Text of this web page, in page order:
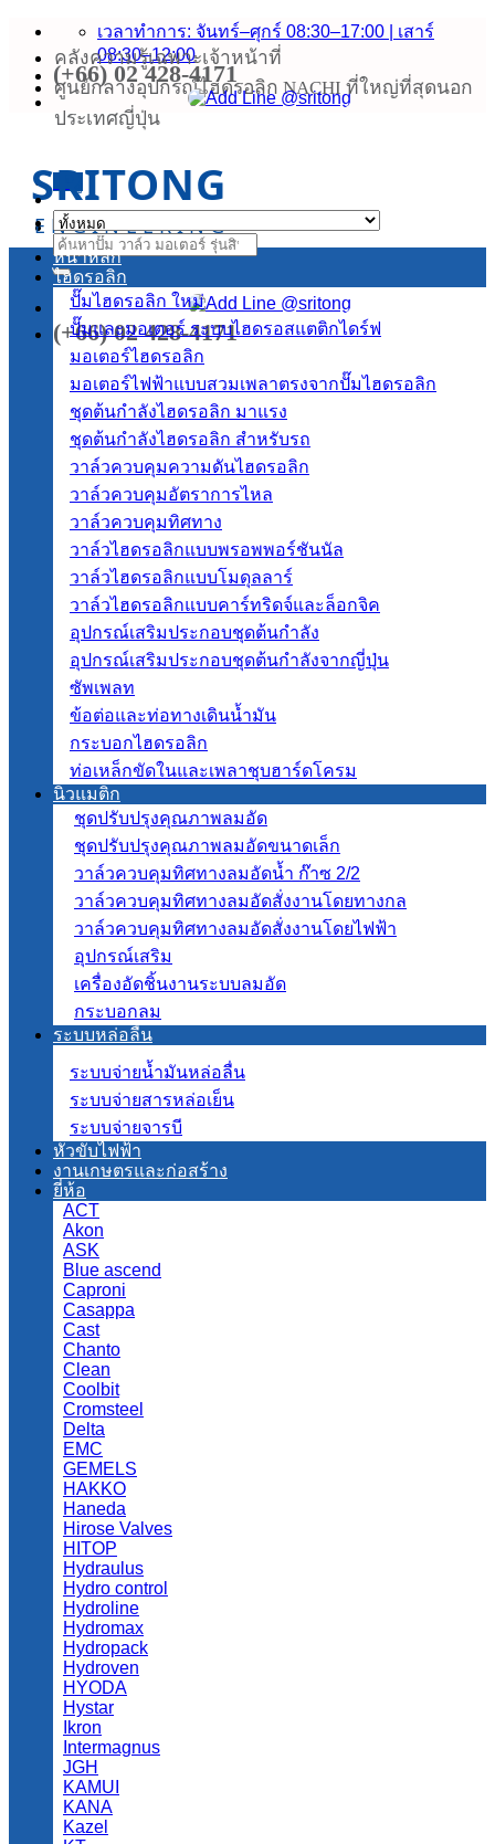
ข้าม
เนื้อหา
เวลาทำการ: จันทร์–ศุกร์ 08:30–17:00 | เสาร์
08:30–12:00
ศูนย์กลางอุปกรณ์ไฮดรอลิก NACHI ที่ใหญ่ที่สุดนอก
ประเทศญี่ปุ่น
คลังความรู้เฉพาะเจ้าหน้าที่
(+66) 02 428-4171
ENGINEERING
SRITONG
ค้นหา:
(+66) 02 428-4171
หน้าหลัก
ไฮดรอลิก
ปั๊มไฮดรอลิก
ปั๊มและมอเตอร์ ระบบไฮดรอสแตติกไดร์ฟ
มอเตอร์ไฮดรอลิก
มอเตอร์ไฟฟ้าแบบสวมเพลาตรงจากปั๊มไฮดรอลิก
ชุดต้นกำลังไฮดรอลิก
ชุดต้นกำลังไฮดรอลิก สำหรับรถ
วาล์วควบคุมความดันไฮดรอลิก
วาล์วควบคุมอัตราการไหล
วาล์วควบคุมทิศทาง
วาล์วไฮดรอลิกแบบพรอพพอร์ชันนัล
วาล์วไฮดรอลิกแบบโมดุลลาร์
วาล์วไฮดรอลิกแบบคาร์ทริดจ์และล็อกจิค
อุปกรณ์เสริมประกอบชุดต้นกำลัง
อุปกรณ์เสริมประกอบชุดต้นกำลังจากญี่ปุ่น
ซัพเพลท
ข้อต่อและท่อทางเดินน้ำมัน
กระบอกไฮดรอลิก
ท่อเหล็กขัดในและเพลาชุบฮาร์ดโครม
นิวแมติก
ชุดปรับปรุงคุณภาพลมอัด
ชุดปรับปรุงคุณภาพลมอัดขนาดเล็ก
วาล์วควบคุมทิศทางลมอัดน้ำ ก๊าซ 2/2
วาล์วควบคุมทิศทางลมอัดสั่งงานโดยทางกล
วาล์วควบคุมทิศทางลมอัดสั่งงานโดยไฟฟ้า
อุปกรณ์เสริม
เครื่องอัดชิ้นงานระบบลมอัด
กระบอกลม
ระบบหล่อลื่น
ระบบจ่ายน้ำมันหล่อลื่น
ระบบจ่ายสารหล่อเย็น
ระบบจ่ายจารบี
หัวขับไฟฟ้า
งานเกษตรและก่อสร้าง
ยี่ห้อ
ACT
Akon
ASK
Blue ascend
Caproni
Casappa
Cast
Chanto
Clean
Coolbit
Cromsteel
Delta
EMC
GEMELS
HAKKO
Haneda
Hirose Valves
HITOP
Hydraulus
Hydro control
Hydroline
Hydromax
Hydropack
Hydroven
HYODA
Hystar
Ikron
Intermagnus
JGH
KAMUI
KANA
Kazel